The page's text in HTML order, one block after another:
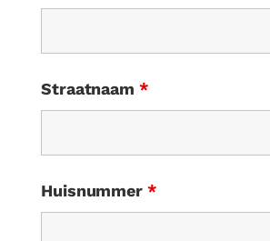
Straatnaam *
Huisnummer *